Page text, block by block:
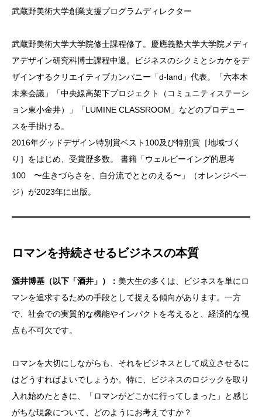
武蔵野美術大学創業支援プログラムディレクター
武蔵野美術大学大学院修士課程修了。慶應義塾大学大学院メディ
アデザイン研究科博士課程中退。ビジネスのシクミとシカケをデ
ザインするクリエイティブカンパニー「d-land」代表。「六本木
未来会議」「中央線高架下プロジェクト（コミュニティステーシ
ョン東小金井）」「LUMINE CLASSROOM」などのプロデュー
スを手掛ける。
2016年グッドデザイン特別賞ベスト100及び特別賞［地域づく
り］をはじめ、受賞歴多数。 書籍「ウェルビーイング的思考
100 〜生きづらさを、自分流でととのえる〜」（オレンジペー
ジ）が2023年に出版。
ロマンを持続させるビジネスの本質
酒井博基（以下「酒井」）： 美大生の多くは、ビジネスを単にロ
マンを追求するための手段として捉える傾向があります。一方
で、社会での実質的な機能やインパクトを考えると、経済的な視
点も不可欠です。
ロマンを大切にしながらも、それをビジネスとして成立させるに
はどうすればよいでしょうか。特に、ビジネスのロジックを取り
入れ始めたときに、「ロマンがどこかに行ってしまった」と感じ
がちな現象について、どのようにお考えですか？